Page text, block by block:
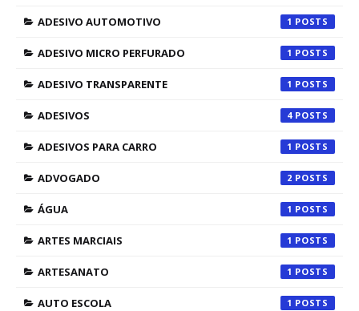
ADESIVO AUTOMOTIVO 1
ADESIVO MICRO PERFURADO 1
ADESIVO TRANSPARENTE 1
ADESIVOS 4
ADESIVOS PARA CARRO 1
ADVOGADO 2
ÁGUA 1
ARTES MARCIAIS 1
ARTESANATO 1
AUTO ESCOLA 1